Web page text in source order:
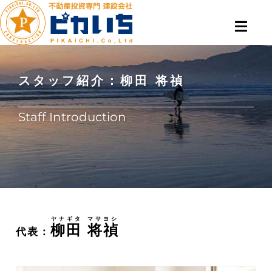
スタッフ紹介：柳田 将禎
Staff Introduction
代表： 柳田 将禎
ヤナギタ マサヨシ